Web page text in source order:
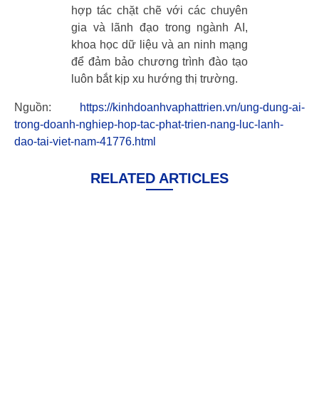
hợp tác chặt chẽ với các chuyên
gia và lãnh đạo trong ngành AI,
khoa học dữ liệu và an ninh mạng
để đảm bảo chương trình đào tạo
luôn bắt kịp xu hướng thị trường.
Nguồn:
https://kinhdoanhvaphattrien.vn/ung-dung-ai-
trong-doanh-nghiep-hop-tac-phat-trien-nang-luc-lanh-
dao-tai-viet-nam-41776.html
RELATED ARTICLES